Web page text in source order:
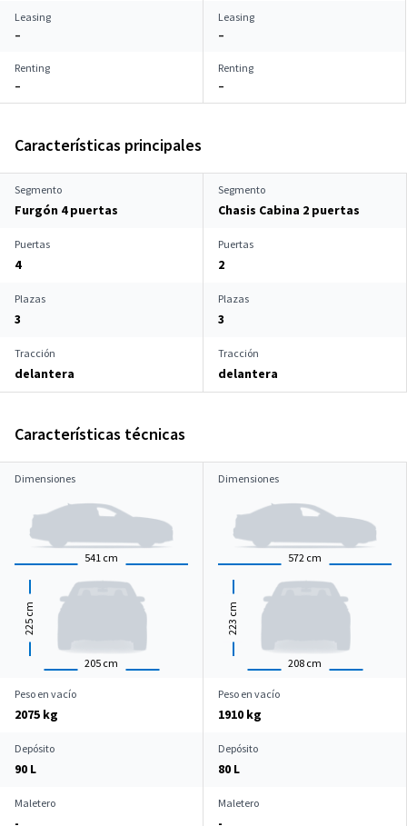
Leasing
–
Leasing
–
Renting
–
Renting
–
Características principales
Segmento
Furgón 4 puertas
Segmento
Chasis Cabina 2 puertas
Puertas
4
Puertas
2
Plazas
3
Plazas
3
Tracción
delantera
Tracción
delantera
Características técnicas
Dimensiones
541 cm
205 cm
225
cm
Dimensiones
572 cm
208 cm
223
cm
Peso en vacío
2075 kg
Peso en vacío
1910 kg
Depósito
90 L
Depósito
80 L
Maletero Maletero